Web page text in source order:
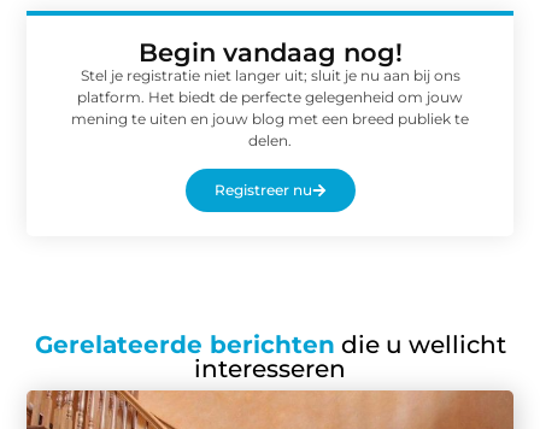
Begin vandaag nog!
Stel je registratie niet langer uit; sluit je nu aan bij ons
platform. Het biedt de perfecte gelegenheid om jouw
mening te uiten en jouw blog met een breed publiek te
delen.
Registreer nu
Gerelateerde berichten die u wellicht
interesseren